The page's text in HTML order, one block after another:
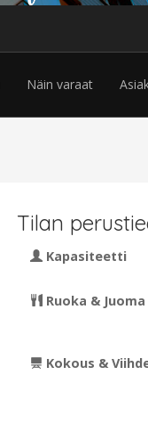
Näin varaat
Tilan
Kapasiteetti
Ruoka & Juoma
Kokous &